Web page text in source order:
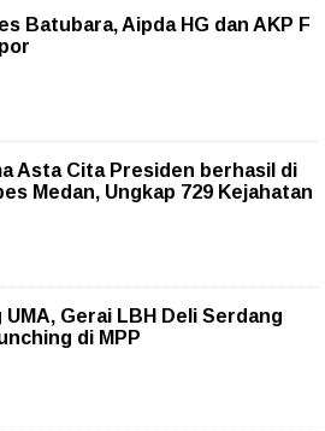
Batubara, Aipda HG dan AKP F
Asta Cita Presiden berhasil di
Medan, Ungkap 729 Kejahatan
UMA, Gerai LBH Deli Serdang
di MPP